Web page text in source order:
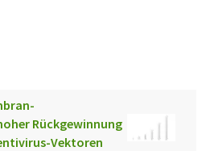
Rückgewinnung
Vektoren